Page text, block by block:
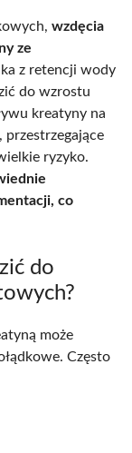
wzdęcia
ze
z retencji wody
do wzrostu
kreatyny na
przestrzegające
ryzyko.
co
do
może
Często